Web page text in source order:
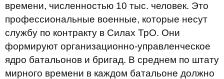
времени, численностью 10 тыс. человек. Это
профессиональные военные, которые несут
службу по контракту в Силах ТрО. Они
формируют организационно-управленческое
ядро ​​батальонов и бригад. В среднем по штату
мирного времени в каждом батальоне должно